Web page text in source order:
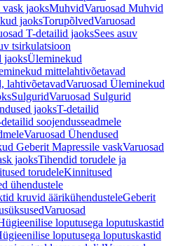
vask jaoksMuhvidVaruosad Muhvid
jaoksTorupõlvedVaruosad
T-detailid jaoksSees asuv
tsirkulatsioon
jaoksÜleminekud
mittelahtivõetavad
lahtivõetavadVaruosad Üleminekud
SulguridVaruosad Sulgurid
jaoksT-detailid
soojendusseadmele
Varuosad Ühendused
Geberit Mapressile vaskVaruosad
jaoksTihendid torudele ja
torudeleKinnitused
ühendustele
kruvid äärikühendusteleGeberit
Varuosad
loputusega loputuskastid
loputusega loputuskastid